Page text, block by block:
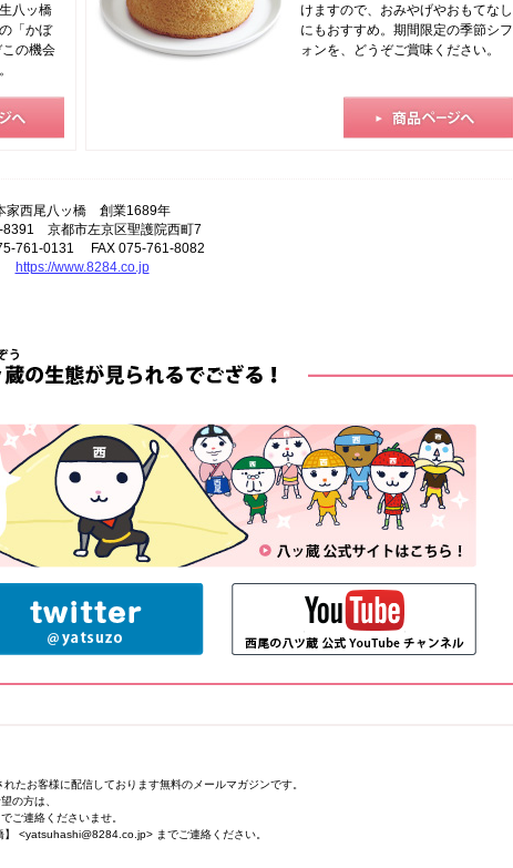
八ッ橋
「かぼ
の機会
けますので、おみやげやおもてなし
にもおすすめ。期間限定の季節シフ
ォンを、どうぞご賞味ください。
家西尾八ッ橋 創業1689年
8391 京都市左京区聖護院西町7
761-0131 FAX 075-761-8082
https://www.8284.co.jp
たお客様に配信しております無料のメールマガジンです。
の方は、
ご連絡くださいませ。
<yatsuhashi@8284.co.jp> までご連絡ください。